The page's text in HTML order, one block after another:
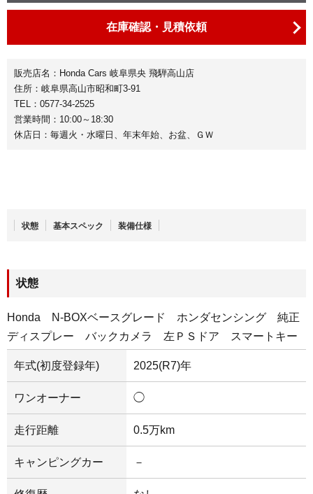
在庫確認・見積依頼
販売店名：Honda Cars 岐阜県央 飛騨高山店
住所：岐阜県高山市昭和町3-91
TEL：0577-34-2525
営業時間：10:00～18:30
休店日：毎週火・水曜日、年末年始、お盆、ＧＷ
状態 基本スペック 装備仕様
状態
Honda N-BOXベースグレード ホンダセンシング 純正
ディスプレー バックカメラ 左ＰＳドア スマートキー
年式(初度登録年) 2025(R7)年
ワンオーナー ◯
走行距離 0.5万km
キャンピングカー －